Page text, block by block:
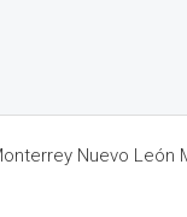
Nuevo León